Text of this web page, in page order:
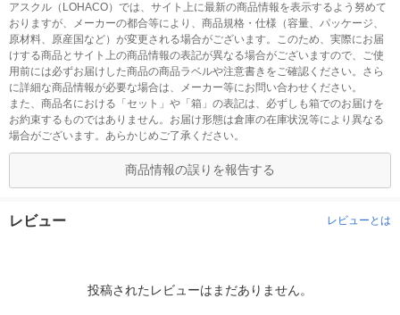
アスクル（LOHACO）では、サイト上に最新の商品情報を表示するよう努めて
おりますが、メーカーの都合等により、商品規格・仕様（容量、パッケージ、
原材料、原産国など）が変更される場合がございます。このため、実際にお届
けする商品とサイト上の商品情報の表記が異なる場合がございますので、ご使
用前には必ずお届けした商品の商品ラベルや注意書きをご確認ください。さら
に詳細な商品情報が必要な場合は、メーカー等にお問い合わせください。
また、商品名における「セット」や「箱」の表記は、必ずしも箱でのお届けを
お約束するものではありません。お届け形態は倉庫の在庫状況等により異なる
場合がございます。あらかじめご了承ください。
商品情報の誤りを報告する
レビュー レビューとは
投稿されたレビューはまだありません。